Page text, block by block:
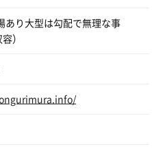
では遠いけど……
、みたいに言われてました。
あり大型は勾配で無理な事
）